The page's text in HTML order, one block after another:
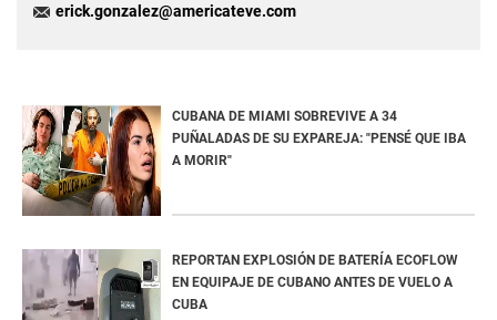
erick.gonzalez@americateve.com
CUBANA DE MIAMI SOBREVIVE A 34
PUÑALADAS DE SU EXPAREJA: "PENSÉ QUE IBA
A MORIR"
REPORTAN EXPLOSIÓN DE BATERÍA ECOFLOW
EN EQUIPAJE DE CUBANO ANTES DE VUELO A
CUBA